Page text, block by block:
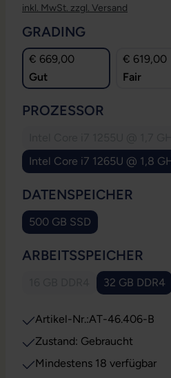
inkl. MwSt. zzgl. Versand
GRADING
€ 669,00
Gut
€ 619,00
Fair
PROZESSOR
Intel Core i7 1265U @ 1,8
DATENSPEICHER
500 GB SSD
ARBEITSSPEICHER
(Diese Option ist zurzeit
32 GB DDR4
Artikel-Nr.:AT-46.406-B
Zustand: Gebraucht
Mindestens 18 verfügbar